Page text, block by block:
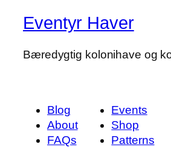
Eventyr Haver
Bæredygtig kolonihave og
Blog
About
FAQs
Events
Shop
Patterns